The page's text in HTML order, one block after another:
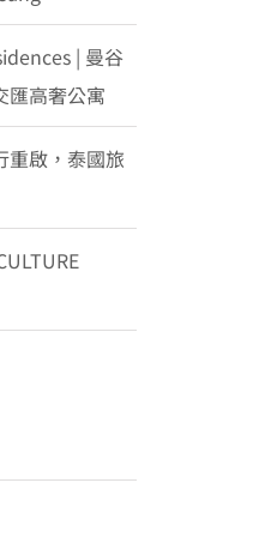
| 曼谷
匯高奢公寓
重啟，泰國旅